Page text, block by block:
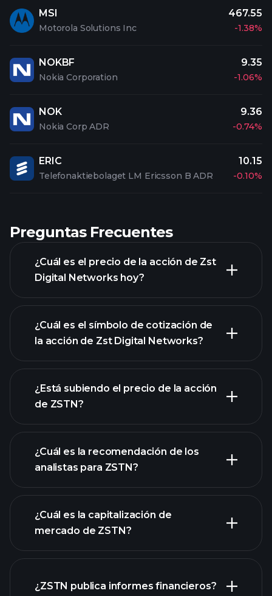
MSI
Motorola Solutions Inc
467.55
-1.38%
NOKBF
Nokia Corporation
9.35
-1.06%
NOK
Nokia Corp ADR
9.36
-0.74%
ERIC
Telefonaktiebolaget LM Ericsson B ADR
10.15
-0.10%
Preguntas Frecuentes
¿Cuál es el precio de la acción de Zst
Digital Networks hoy?
gráfico avanzado
¿Cuál es el símbolo de cotización de
la acción de Zst Digital Networks?
¿Está subiendo el precio de la acción
de ZSTN?
gráfico de ZSTN
¿Cuál es la recomendación de los
analistas para ZSTN?
¿Cuál es la capitalización de
mercado de ZSTN?
nuestra lista de acciones
¿ZSTN publica informes financieros?